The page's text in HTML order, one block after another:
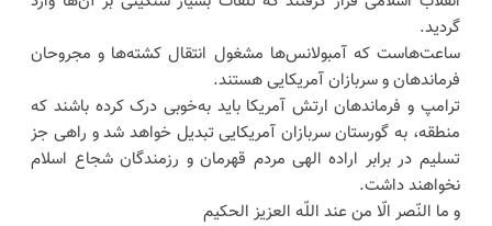
گردید.
ساعت‌هاست که آمبولانس‌ها مشغول انتقال کشته‌ها و مجروحان
فرماندهان و سربازان آمریکایی هستند.
ترامپ و فرماندهان ارتش آمریکا باید به‌خوبی درک کرده باشند که
منطقه، به گورستان سربازان آمریکایی تبدیل خواهد شد و راهی جز
تسلیم در برابر اراده الهی مردم قهرمان و رزمندگان شجاع اسلام
نخواهند داشت.
و ما النّصر الّا من عند اللّه العزیز الحکیم